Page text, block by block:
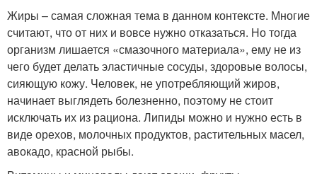
Жиры – самая сложная тема в данном контексте. Многие
считают, что от них и вовсе нужно отказаться. Но тогда
организм лишается «смазочного материала», ему не из
чего будет делать эластичные сосуды, здоровые волосы,
сияющую кожу. Человек, не употребляющий жиров,
начинает выглядеть болезненно, поэтому не стоит
исключать их из рациона. Липиды можно и нужно есть в
виде орехов, молочных продуктов, растительных масел,
авокадо, красной рыбы.